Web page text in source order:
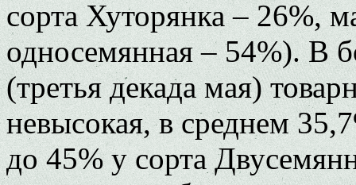
сорта Хуторянка – 26%,
односемянная – 54%). В
(третья декада мая)
невысокая, в среднем
до 45% у сорта